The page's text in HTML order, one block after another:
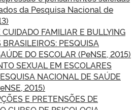
da Pesquisa Nacional de
CUIDADO FAMILIAR E BULLYING
PESQUISA
DO ESCOLAR (PeNSE, 2015)
SEXUAL EM ESCOLARES
NACIONAL DE SAÚDE
2015)
E PRETENSÕES DE